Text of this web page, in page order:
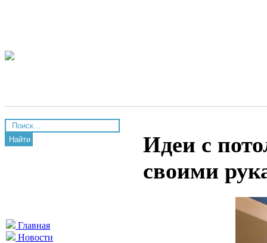
Найти
Главная
Новости
Идеи с
своими